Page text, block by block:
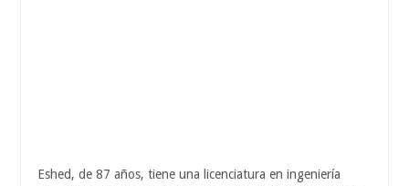
Eshed, de 87 años, tiene una licenciatura en ingeniería